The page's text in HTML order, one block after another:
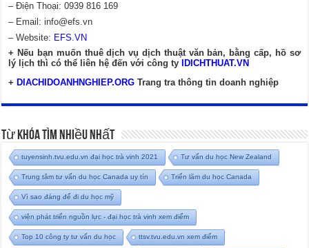
– Điện Thoại: 0939 816 169
– Email:info@efs.vn
– Website: EFS.VN
+ Nếu bạn muốn thuê dịch vụ dịch thuật văn bản, bằng cấp, hồ sơ
lý lịch thì có thể liên hệ đến với công ty
IDICHTHUAT.VN
+ DIACHIDOANHNGHIEP.ORG Trang tra thông tin doanh nghiệp
Từ Khóa Tìm Nhiều Nhất
tuyensinh.tvu.edu.vn đại học trà vinh 2021 Tư vấn du học New Zealand
Trung tâm tư vấn du học Canada uy tín Triển lãm du học Canada
Vì sao đáng để đi du học mỹ
viện phát triển nguồn lực - đại học trà vinh xem điểm
Top 10 công ty tư vấn du học ttsv.tvu.edu.vn xem điểm